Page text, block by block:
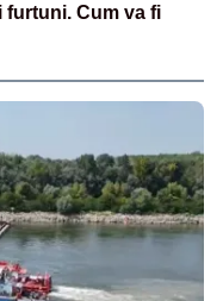
furtuni. Cum va fi